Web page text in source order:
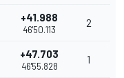
+41.988
46'50.113
2
+47.703
46'55.828
1